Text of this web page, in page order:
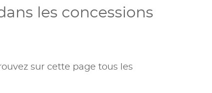
les concessions
sur cette page tous les